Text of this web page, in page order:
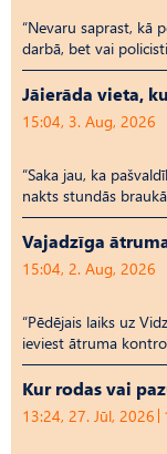
“Nevaru saprast, kā
darbā, bet vai
Jāierāda vieta,
15:04, 3. Aug, 2026
“Saka jau, ka
nakts stundās
Vajadzīga
15:04, 2. Aug, 2026
“Pēdējais laiks uz
ieviest ātruma
Kur rodas vai
13:24, 27. Jūl, 2026